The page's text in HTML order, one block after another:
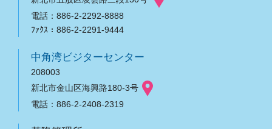
電話：886-2-2292-8888
ﾌｧｸｽ：886-2-2291-9444
中角湾ビジターセンター
208003
新北市金山区海興路180-3号
電話：886-2-2408-2319